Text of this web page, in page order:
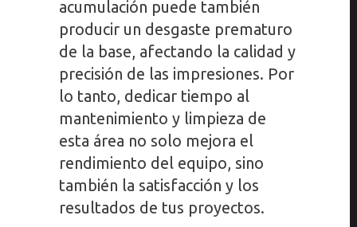
acumulación puede también
producir un desgaste prematuro
de la base, afectando la calidad y
precisión de las impresiones. Por
lo tanto, dedicar tiempo al
mantenimiento y limpieza de
esta área no solo mejora el
rendimiento del equipo, sino
también la satisfacción y los
resultados de tus proyectos.